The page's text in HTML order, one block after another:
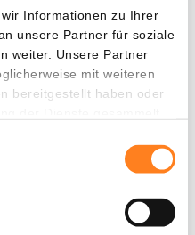
Informationen zu Ihrer
unsere Partner für soziale
weiter. Unsere Partner
mit weiteren
bereitgestellt haben oder
had toegepast op
In